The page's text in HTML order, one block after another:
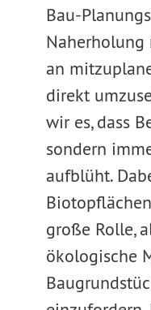
Bau-
an
direkt
wir es, dass
sondern
aufblüht.
große Rolle,
ökologische